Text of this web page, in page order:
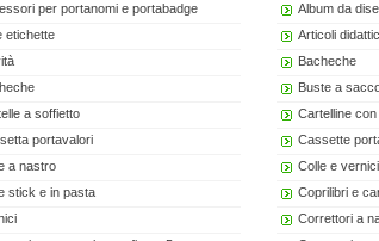
per portanomi e portabadge
Album da
etichette
Articoli
Bacheche
Buste a
a soffietto
Cartelline
portavalori
Cassette
a nastro
Colle e vernici
stick e in pasta
Coprilibri e
Correttori a